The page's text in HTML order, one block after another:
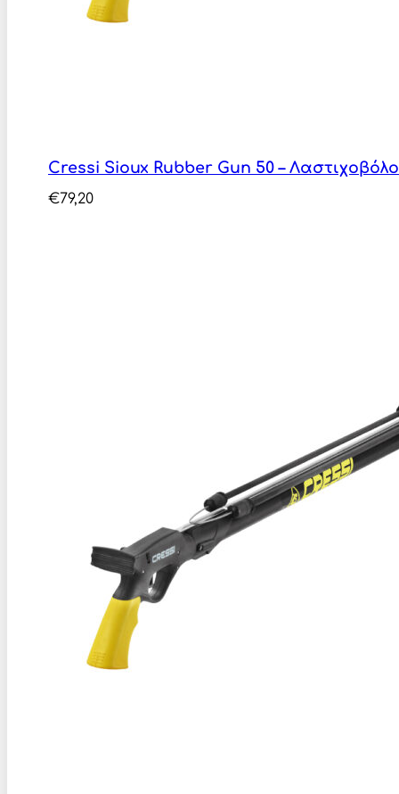
Cressi Sioux Rubber Gun 50 –
€79,20